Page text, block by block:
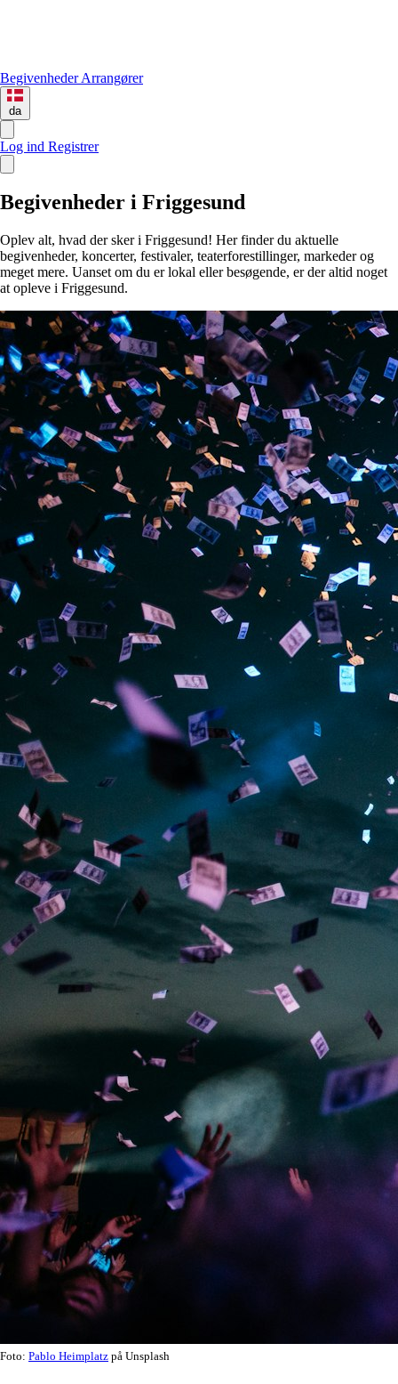
BegivenhederArrangører
da
Log ind Registrer
Begivenheder i Friggesund
Oplev alt, hvad der sker i Friggesund! Her finder du aktuelle
begivenheder, koncerter, festivaler, teaterforestillinger, markeder og
meget mere. Uanset om du er lokal eller besøgende, er der altid noget
at opleve i Friggesund.
Foto: Pablo Heimplatz på Unsplash